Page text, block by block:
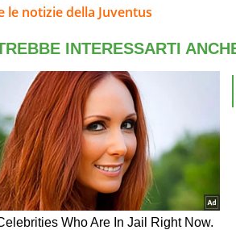
le notizie della Juventus